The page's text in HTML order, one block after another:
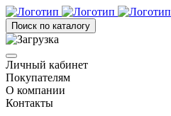
Поиск по каталогу
Личный кабинет
Покупателям
О компании
Контакты